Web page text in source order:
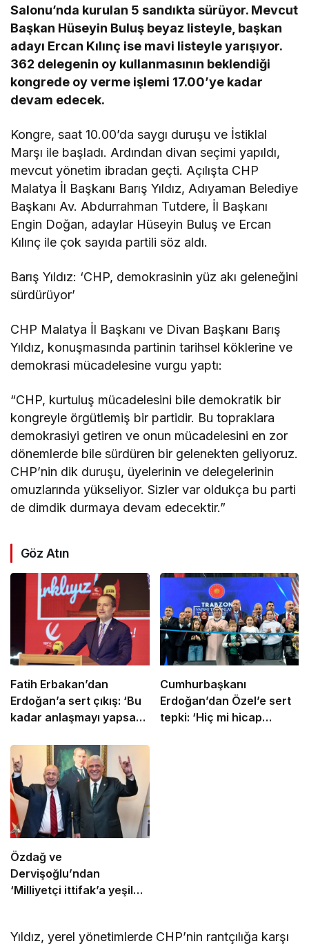
Salonu’nda kurulan 5 sandıkta sürüyor. Mevcut
Başkan Hüseyin Buluş beyaz listeyle, başkan
adayı Ercan Kılınç ise mavi listeyle yarışıyor.
362 delegenin oy kullanmasının beklendiği
kongrede oy verme işlemi 17.00’ye kadar
devam edecek.
Kongre, saat 10.00’da saygı duruşu ve İstiklal
Marşı ile başladı. Ardından divan seçimi yapıldı,
mevcut yönetim ibradan geçti. Açılışta CHP
Malatya İl Başkanı Barış Yıldız, Adıyaman Belediye
Başkanı Av. Abdurrahman Tutdere, İl Başkanı
Engin Doğan, adaylar Hüseyin Buluş ve Ercan
Kılınç ile çok sayıda partili söz aldı.
Barış Yıldız: ‘CHP, demokrasinin yüz akı geleneğini
sürdürüyor’
CHP Malatya İl Başkanı ve Divan Başkanı Barış
Yıldız, konuşmasında partinin tarihsel köklerine ve
demokrasi mücadelesine vurgu yaptı:
“CHP, kurtuluş mücadelesini bile demokratik bir
kongreyle örgütlemiş bir partidir. Bu topraklara
demokrasiyi getiren ve onun mücadelesini en zor
dönemlerde bile sürdüren bir gelenekten geliyoruz.
CHP’nin dik duruşu, üyelerinin ve delegelerinin
omuzlarında yükseliyor. Sizler var oldukça bu parti
de dimdik durmaya devam edecektir.”
Göz Atın
Fatih Erbakan’dan
Erdoğan’a sert çıkış: ‘Bu
kadar anlaşmayı yapsam
Cumhurbaşkanı
Erdoğan’dan Özel’e sert
tepki: ‘Hiç mi hicap
Özdağ ve
Dervişoğlu’ndan
‘Milliyetçi ittifak’a yeşil
Yıldız, yerel yönetimlerde CHP’nin rantçılığa karşı